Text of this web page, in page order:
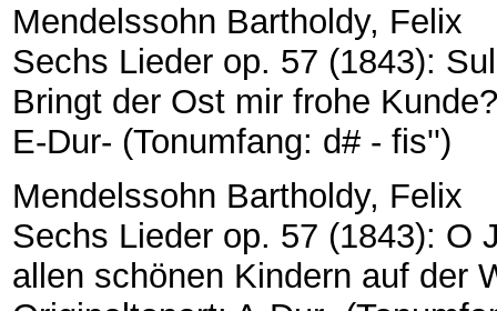
Mendelssohn Bartholdy, Felix
Sechs Lieder op. 57 (1843):
Bringt der Ost mir frohe
E-Dur- (Tonumfang: d# - fis'')
Mendelssohn Bartholdy, Felix
Sechs Lieder op. 57 (1843): O
allen schönen Kindern auf der